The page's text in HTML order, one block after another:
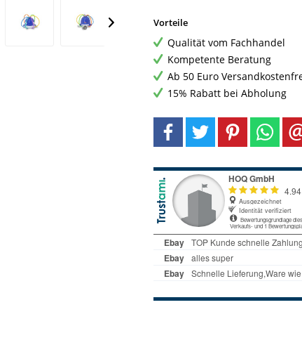
Vorteile
Qualität vom Fachhandel
Kompetente Beratung
Ab 50 Euro
15% Rabatt bei Abholung